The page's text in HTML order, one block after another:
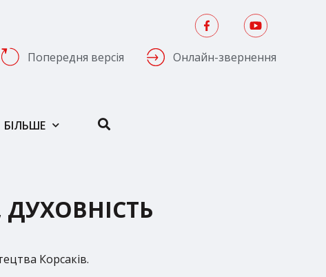
Попередня версія Онлайн-звернення
БІЛЬШЕ
ДУХОВНІСТЬ
Корсаків.